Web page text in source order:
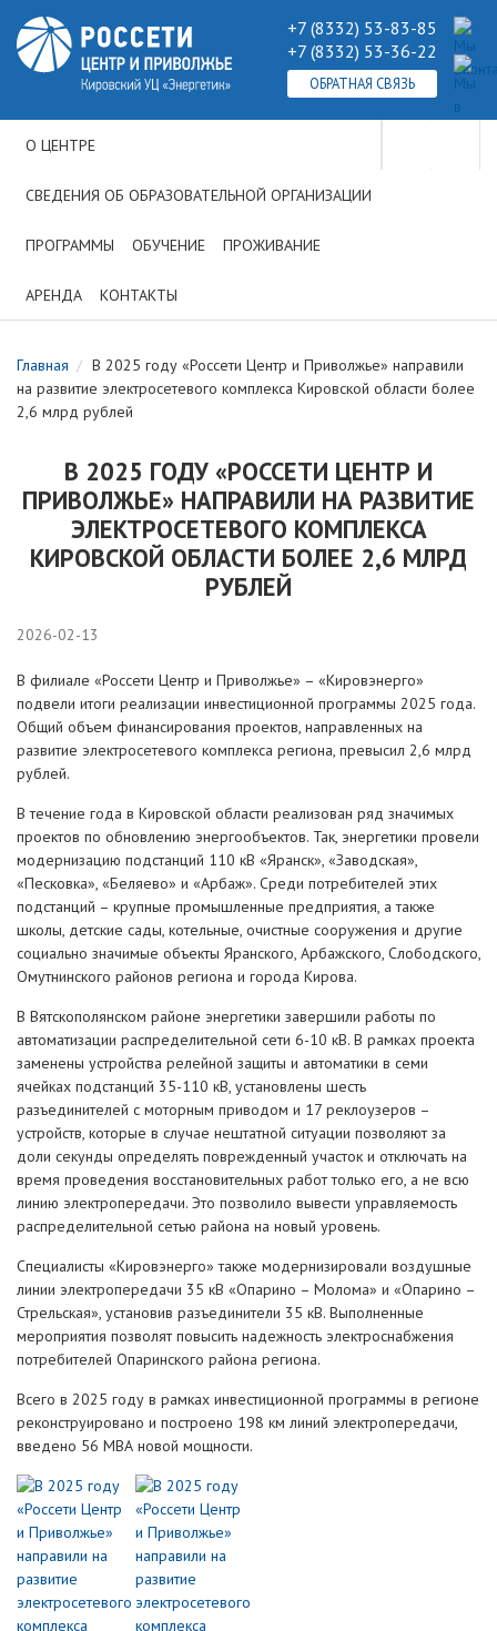
+7 (8332) 53-83-85
+7 (8332) 53-36-22
ОБРАТНАЯ СВЯЗЬ
О ЦЕНТРЕ
СВЕДЕНИЯ ОБ ОБРАЗОВАТЕЛЬНОЙ ОРГАНИЗАЦИИ
ПРОГРАММЫ ОБУЧЕНИЕ ПРОЖИВАНИЕ
АРЕНДА КОНТАКТЫ
Главная
В 2025 году «Россети Центр и Приволжье» направили
на развитие электросетевого комплекса Кировской области более
2,6 млрд рублей
В 2025 ГОДУ «РОССЕТИ ЦЕНТР И
ПРИВОЛЖЬЕ» НАПРАВИЛИ НА РАЗВИТИЕ
ЭЛЕКТРОСЕТЕВОГО КОМПЛЕКСА
КИРОВСКОЙ ОБЛАСТИ БОЛЕЕ 2,6 МЛРД
РУБЛЕЙ
2026-02-13
В филиале «Россети Центр и Приволжье» – «Кировэнерго»
подвели итоги реализации инвестиционной программы 2025 года.
Общий объем финансирования проектов, направленных на
развитие электросетевого комплекса региона, превысил 2,6 млрд
рублей.
В течение года в Кировской области реализован ряд значимых
проектов по обновлению энергообъектов. Так, энергетики провели
модернизацию подстанций 110 кВ «Яранск», «Заводская»,
«Песковка», «Беляево» и «Арбаж». Среди потребителей этих
подстанций – крупные промышленные предприятия, а также
школы, детские сады, котельные, очистные сооружения и другие
социально значимые объекты Яранского, Арбажского, Слободского,
Омутнинского районов региона и города Кирова.
В Вятскополянском районе энергетики завершили работы по
автоматизации распределительной сети 6-10 кВ. В рамках проекта
заменены устройства релейной защиты и автоматики в семи
ячейках подстанций 35-110 кВ, установлены шесть
разъединителей с моторным приводом и 17 реклоузеров –
устройств, которые в случае нештатной ситуации позволяют за
доли секунды определять поврежденный участок и отключать на
время проведения восстановительных работ только его, а не всю
линию электропередачи. Это позволило вывести управляемость
распределительной сетью района на новый уровень.
Специалисты «Кировэнерго» также модернизировали воздушные
линии электропередачи 35 кВ «Опарино – Молома» и «Опарино –
Стрельская», установив разъединители 35 кВ. Выполненные
мероприятия позволят повысить надежность электроснабжения
потребителей Опаринского района региона.
Всего в 2025 году в рамках инвестиционной программы в регионе
реконструировано и построено 198 км линий электропередачи,
введено 56 МВА новой мощности.